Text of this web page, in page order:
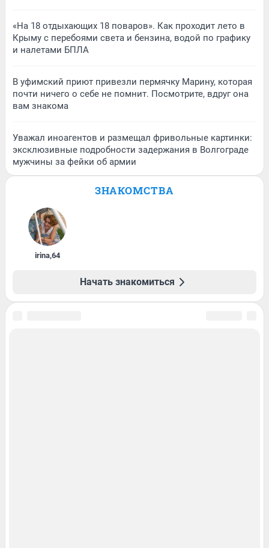
«На 18 отдыхающих 18 поваров». Как проходит лето в
Крыму с перебоями света и бензина, водой по графику
и налетами БПЛА
В уфимский приют привезли пермячку Марину, которая
почти ничего о себе не помнит. Посмотрите, вдруг она
вам знакома
Уважал иноагентов и размещал фривольные картинки:
эксклюзивные подробности задержания в Волгограде
мужчины за фейки об армии
ЗНАКОМСТВА
irina,64
Начать знакомиться